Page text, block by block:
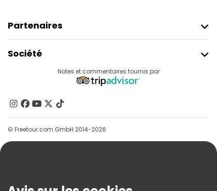
Partenaires
Connexion Du Fournisseur
Programme D’affiliation
Société
Contactez-Nous
Groupes
Aide
Notes et commentaires fournis par
© Freetour.com GmbH 2014-2026